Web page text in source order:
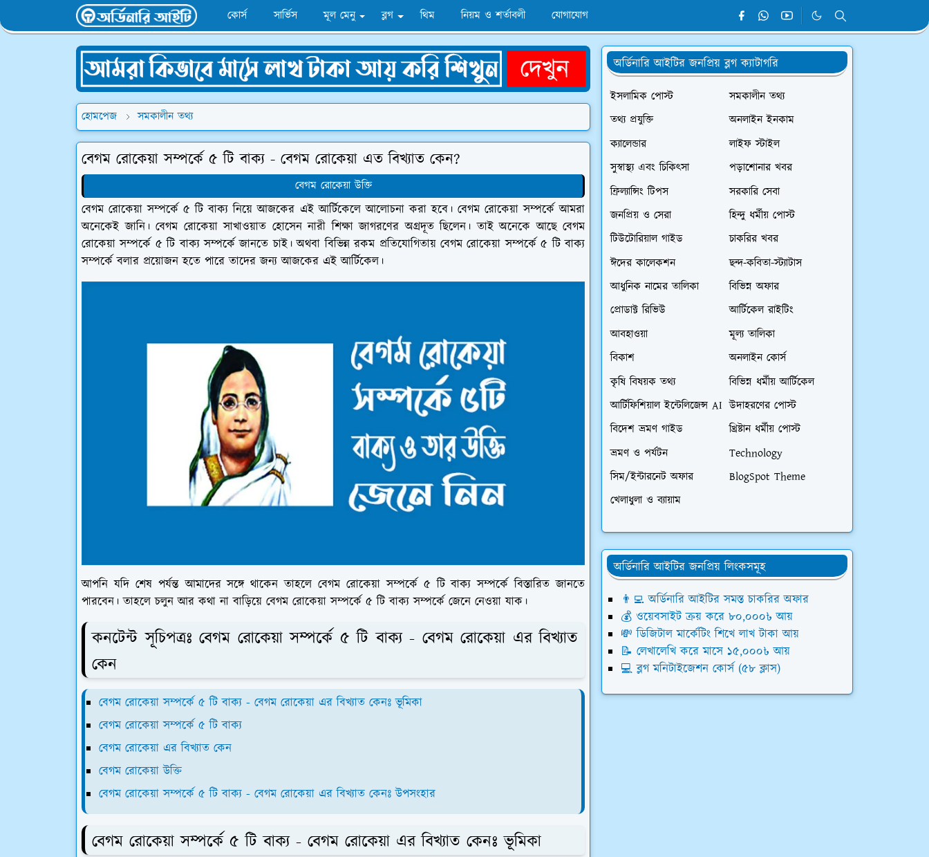
কোর্স সার্ভিস মূল মেনু ব্লগ থিম নিয়ম ও শর্তাবলী যোগাযোগ
হোমপেজ সমকালীন তথ্য
বেগম রোকেয়া সম্পর্কে ৫ টি বাক্য - বেগম রোকেয়া এত বিখ্যাত কেন?
বেগম রোকেয়া উক্তি
বেগম রোকেয়া সম্পর্কে ৫ টি বাক্য নিয়ে আজকের এই আর্টিকেলে আলোচনা করা হবে। বেগম রোকেয়া সম্পর্কে আমরা
অনেকেই জানি। বেগম রোকেয়া সাখাওয়াত হোসেন নারী শিক্ষা জাগরণের অগ্রদূত ছিলেন। তাই অনেকে আছে বেগম
রোকেয়া সম্পর্কে ৫ টি বাক্য সম্পর্কে জানতে চাই। অথবা বিভিন্ন রকম প্রতিযোগিতায় বেগম রোকেয়া সম্পর্কে ৫ টি বাক্য
সম্পর্কে বলার প্রয়োজন হতে পারে তাদের জন্য আজকের এই আর্টিকেল।
আপনি যদি শেষ পর্যন্ত আমাদের সঙ্গে থাকেন তাহলে বেগম রোকেয়া সম্পর্কে ৫ টি বাক্য সম্পর্কে বিস্তারিত জানতে
পারবেন। তাহলে চলুন আর কথা না বাড়িয়ে বেগম রোকেয়া সম্পর্কে ৫ টি বাক্য সম্পর্কে জেনে নেওয়া যাক।
কনটেন্ট সূচিপত্রঃ বেগম রোকেয়া সম্পর্কে ৫ টি বাক্য - বেগম রোকেয়া এর বিখ্যাত
কেন
বেগম রোকেয়া সম্পর্কে ৫ টি বাক্য - বেগম রোকেয়া এর বিখ্যাত কেনঃ ভূমিকা
বেগম রোকেয়া সম্পর্কে ৫ টি বাক্য
বেগম রোকেয়া এর বিখ্যাত কেন
বেগম রোকেয়া উক্তি
বেগম রোকেয়া সম্পর্কে ৫ টি বাক্য - বেগম রোকেয়া এর বিখ্যাত কেনঃ উপসংহার
বেগম রোকেয়া সম্পর্কে ৫ টি বাক্য - বেগম রোকেয়া এর বিখ্যাত কেনঃ ভূমিকা
অর্ডিনারি আইটির জনপ্রিয় ব্লগ ক্যাটাগরি
ইসলামিক পোস্ট
সমকালীন তথ্য
তথ্য প্রযুক্তি
অনলাইন ইনকাম
ক্যালেন্ডার
লাইফ স্টাইল
সুস্বাস্থ্য এবং চিকিৎসা
পড়াশোনার খবর
ফ্রিল্যান্সিং টিপস
সরকারি সেবা
জনপ্রিয় ও সেরা
হিন্দু ধর্মীয় পোস্ট
টিউটোরিয়াল গাইড
চাকরির খবর
ঈদের কালেকশন
ছন্দ-কবিতা-স্ট্যাটাস
আধুনিক নামের তালিকা
বিভিন্ন অফার
প্রোডাক্ট রিভিউ
আর্টিকেল রাইটিং
আবহাওয়া
মূল্য তালিকা
বিকাশ
অনলাইন কোর্স
কৃষি বিষয়ক তথ্য
বিভিন্ন ধর্মীয় আর্টিকেল
আর্টিফিশিয়াল ইন্টেলিজেন্স AI উদাহরণের পোস্ট
বিদেশ ভ্রমণ গাইড
খ্রিষ্টান ধর্মীয় পোস্ট
ভ্রমণ ও পর্যটন
Technology
সিম/ইন্টারনেট অফার
BlogSpot Theme
খেলাধুলা ও ব্যায়াম
অর্ডিনারি আইটির জনপ্রিয় লিংকসমূহ
👨‍💻 অর্ডিনারি আইটির সমস্ত চাকরির অফার
💰 ওয়েবসাইট ক্রয় করে ৮০,০০০৳ আয়
💸 ডিজিটাল মার্কেটিং শিখে লাখ টাকা আয়
📝 লেখালেখি করে মাসে ১৫,০০০৳ আয়
💻 ব্লগ মনিটাইজেশন কোর্স (৫৮ ক্লাস)